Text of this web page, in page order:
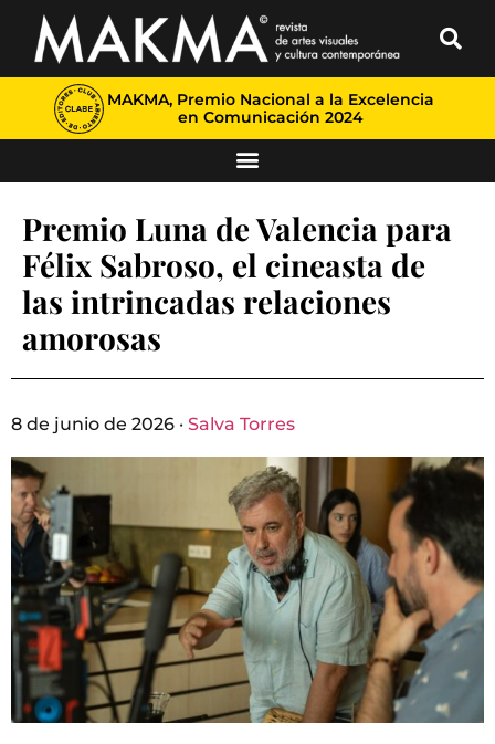
MAKMA, Premio Nacional a la Excelencia
en Comunicación 2024
Premio Luna de Valencia para
Félix Sabroso, el cineasta de
las intrincadas relaciones
amorosas
8 de junio de 2026 · Salva Torres